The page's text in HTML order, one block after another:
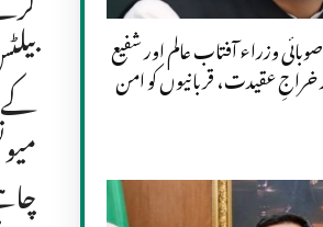
کے
وزراء آفتاب عالم اور شفیع
خراجِ عقیدت، قربانیوں کو امن